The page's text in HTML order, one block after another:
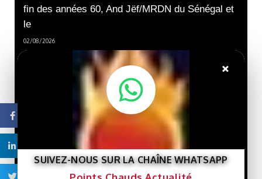
fin des années 60, And Jëf/MRDN du Sénégal et
le
02/08/2026
Nouveau livre :
« Gaza et le destin de la
Palestine »… Une lecture
de l’histoire de la cause
palestinienne depuis la
porte de Gaza.
LIBRE
Que veut le
Président Ghazwani?
×
SUIVEZ-NOUS SUR LA CHAÎNE WHATSAPP